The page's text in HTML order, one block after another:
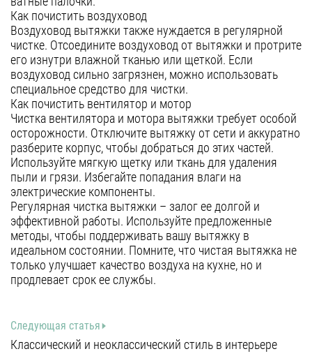
Как почистить воздуховод
Воздуховод вытяжки также нуждается в регулярной
чистке. Отсоедините воздуховод от вытяжки и протрите
его изнутри влажной тканью или щеткой. Если
воздуховод сильно загрязнен, можно использовать
специальное средство для чистки.
Как почистить вентилятор и мотор
Чистка вентилятора и мотора вытяжки требует особой
осторожности. Отключите вытяжку от сети и аккуратно
разберите корпус, чтобы добраться до этих частей.
Используйте мягкую щетку или ткань для удаления
пыли и грязи. Избегайте попадания влаги на
электрические компоненты.
Регулярная чистка вытяжки – залог ее долгой и
эффективной работы. Используйте предложенные
методы, чтобы поддерживать вашу вытяжку в
идеальном состоянии. Помните, что чистая вытяжка не
только улучшает качество воздуха на кухне, но и
продлевает срок ее службы.
Следующая статья
Классический и неоклассический стиль в интерьере